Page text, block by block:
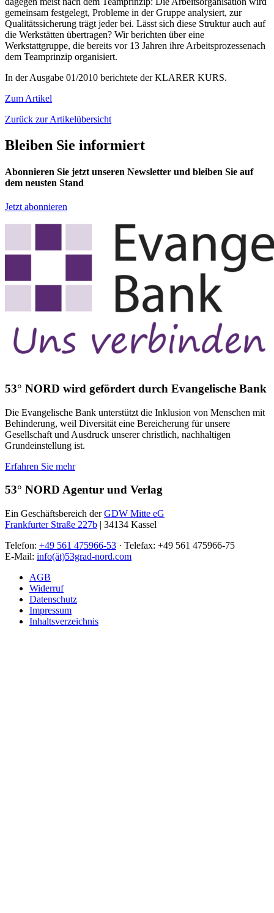
gemeinsam festgelegt, Probleme in der Gruppe analysiert, zur
Qualitätssicherung trägt jeder bei. Lässt sich diese Struktur auch auf
die Werkstätten übertragen? Wir berichten über eine
Werkstattgruppe, die bereits vor 13 Jahren ihre Arbeitsprozessenach
dem Teamprinzip organisiert.
In der Ausgabe 01/2010 berichtete der KLARER KURS.
Zum Artikel
Zurück zur Artikelübersicht
Bleiben Sie informiert
Abonnieren Sie jetzt unseren Newsletter und bleiben Sie auf
dem neusten Stand
Jetzt abonnieren
53° NORD wird gefördert durch Evangelische Bank
Die Evangelische Bank unterstützt die Inklusion von Menschen mit
Behinderung, weil Diversität eine Bereicherung für unsere
Gesellschaft und Ausdruck unserer christlich, nachhaltigen
Grundeinstellung ist.
Erfahren Sie mehr
53° NORD Agentur und Verlag
Ein Geschäftsbereich derGDW Mitte eG
Frankfurter Straße 227b | 34134 Kassel
Telefon: +49 561 475966-53 · Telefax: +49 561 475966-75
E-Mail: info(ät)53grad-nord.com
AGB
Widerruf
Datenschutz
Impressum
Inhaltsverzeichnis